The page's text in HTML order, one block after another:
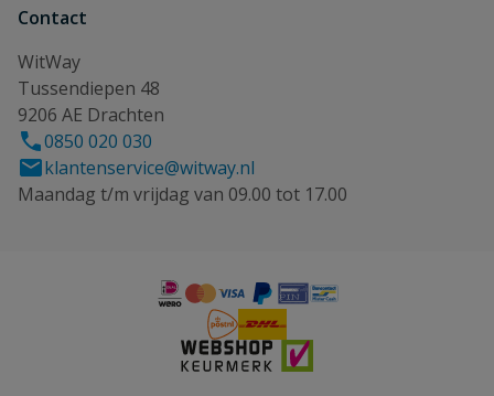
Contact
WitWay
Tussendiepen 48
9206 AE Drachten
0850 020 030
klantenservice@witway.nl
Maandag t/m vrijdag van 09.00 tot 17.00